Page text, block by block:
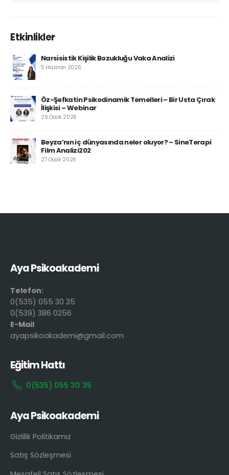
Etkinlikler
Narsisistik Kişilik Bozukluğu Vaka Analizi
5 Haziran 2026
Öz-Şefkatin Psikodinamik Temelleri – Bir Usta Çırak
İlişkisi – Webinar
29 Ocak 2026
Beyza’nın iç dünyasında neler oluyor? – SineTerapi
Film Analizi202
27 Ocak 2026
Aya Psikoakademi
Telefon:
0(535) 055 30 35
0(539) 386 0256
E-Mail
ayapsikoakademi@gmail.com
Eğitim Hattı
0(535) 055 30 35
Aya Psikoakademi
Gizlilik Politikamız
Satış Sözleşmesi